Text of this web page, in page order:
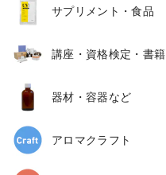
サプリメント・食品
講座・資格検定・書籍
器材・容器など
アロマクラフト